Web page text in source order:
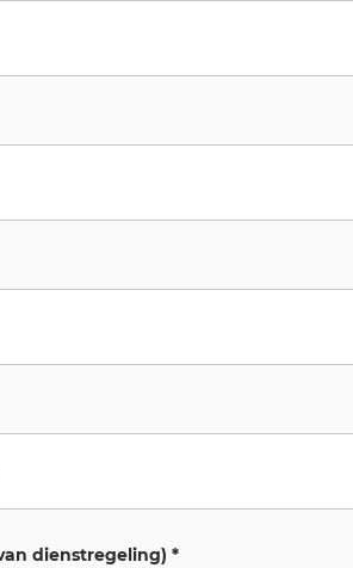
dienstregeling)*